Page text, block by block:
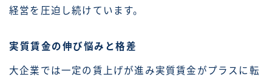
経営を圧迫し続けています。
実質賃金の伸び悩みと格差
大企業では一定の賃上げが進み実質賃金がプラスに転